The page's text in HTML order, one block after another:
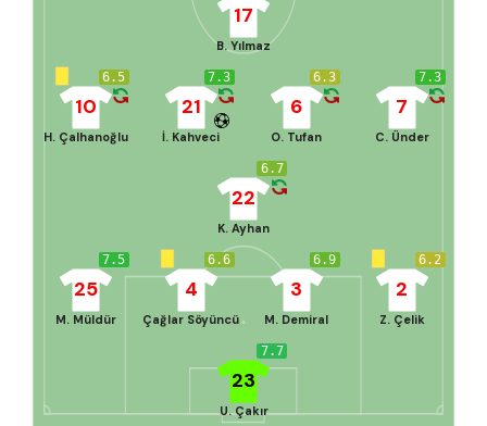
7.7
23
U. Çakır
7.5
25
M. Müldür
6.6
4
Çağlar Söyüncü
6.9
3
M. Demiral
6.2
2
Z. Çelik
6.7
22
K. Ayhan
6.5
10
H. Çalhanoğlu
7.3
21
İ. Kahveci
6.3
6
O. Tufan
7.3
7
C. Ünder
17
B. Yılmaz